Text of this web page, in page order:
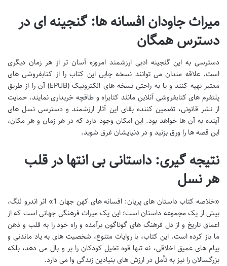
میراث جاودان افسانه ها: گنجینه ای در
دسترس همگان
دسترسی به این گنجینه ادبی ارزشمند امروزه آسان تر از هر زمان دیگری
است. علاقه مندان می توانند نسخه چاپی این کتاب را از کتابفروشی های
معتبر تهیه کنند و یا به راحتی نسخه های الکترونیک (EPUB) آن را از طریق
پلتفرم های کتابفروشی آنلاین مانند کتابراه و طاقچه خریداری نمایند. حمایت
از نشر قانونی، تضمین کننده بقای این آثار ارزشمند و دسترسی نسل های
آینده به آن ها خواهد بود. این امکان وجود دارد که در هر زمان و هر مکان،
این قصه ها را ورق بزنید و در دنیایشان غرق شوید.
نتیجه گیری: داستانی بی انتها در قلب
هر نسل
«خلاصه کتاب داستان های پریان: افسانه های کهن جهان 1» اثر اندرو لنگ،
بیش از یک مجموعه داستان است؛ این یک میراث فرهنگی جهانی است که از
اعماق تاریخ و از دل فرهنگ های گوناگون برآمده و راه خود را به قلب و ذهن
ما باز کرده است. این کتاب، با روایات متنوع، شخصیت های به یاد ماندنی و
پیام های عمیق اخلاقی، نه تنها قوه تخیل کودکان را پر و بال می دهد، بلکه
بزرگسالان را نیز به تأمل در ارزش های بنیادین زندگی وا می دارد.